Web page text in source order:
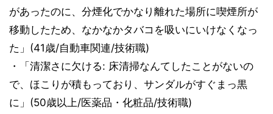
があったのに、分煙化でかなり離れた場所に喫煙所が
移動したため、なかなかタバコを吸いにいけなくなっ
た」(41歳/自動車関連/技術職)
・「清潔さに欠ける: 床清掃なんてしたことがないの
で、ほこりが積もっており、サンダルがすぐまっ黒
に」(50歳以上/医薬品・化粧品/技術職)